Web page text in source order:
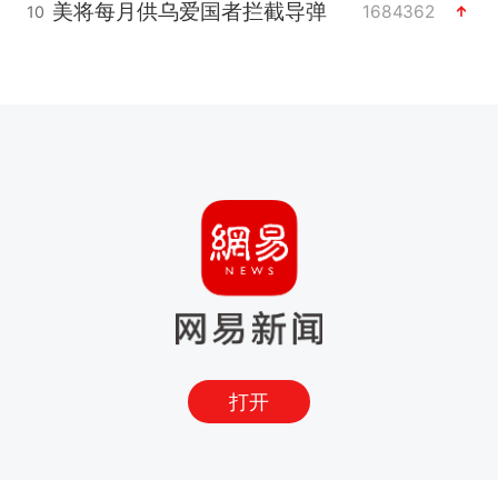
10 美将每月供乌爱国者拦截导弹 1684362
打开